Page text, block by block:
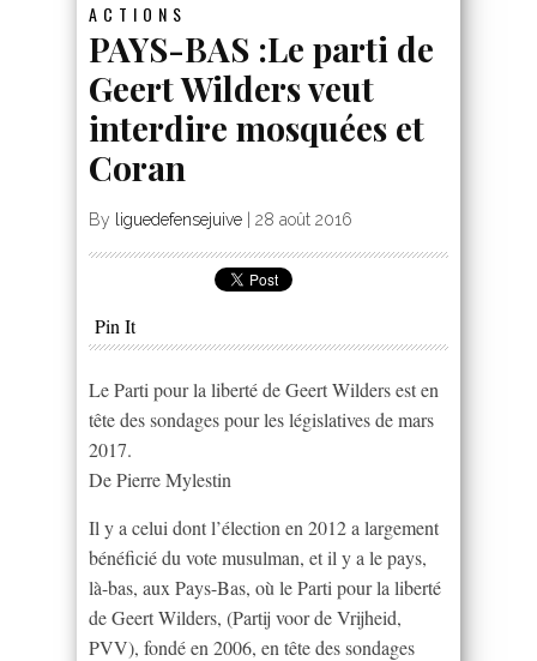
ACTIONS
PAYS-BAS :Le parti de
Geert Wilders veut
interdire mosquées et
Coran
By liguedefensejuive 28 août 2016
Pin It
Le Parti pour la liberté de Geert Wilders est en
tête des sondages pour les législatives de mars
2017.
De Pierre Mylestin
Il y a celui dont l’élection en 2012 a largement
bénéficié du vote musulman, et il y a le pays,
là-bas, aux Pays-Bas, où le Parti pour la liberté
de Geert Wilders, (Partij voor de Vrijheid,
PVV), fondé en 2006, en tête des sondages